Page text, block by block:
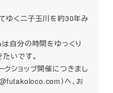
ゆく二子玉川を約30年み
自分の時間をゆっくり
いです。
ショップ開催につきまし
）へ、お